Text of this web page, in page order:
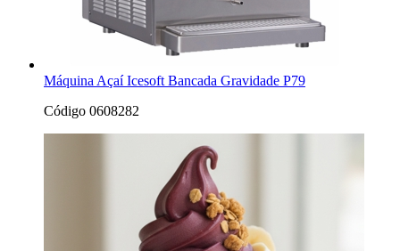
Máquina Açaí Icesoft Bancada Gravidade P79
Código 0608282